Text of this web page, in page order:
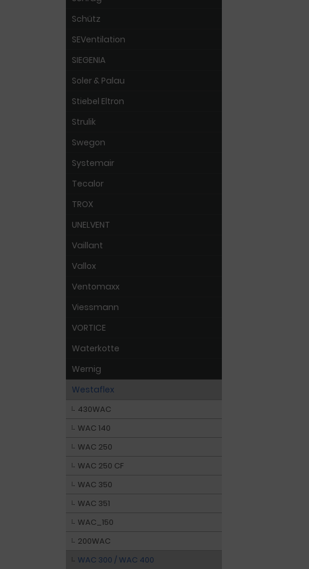
Schütz
SEVentilation
SIEGENIA
Soler & Palau
Stiebel Eltron
Strulik
Swegon
Systemair
Tecalor
TROX
UNELVENT
Vaillant
Vallox
Ventomaxx
Viessmann
VORTICE
Waterkotte
Wernig
Westaflex
430WAC
WAC 140
WAC 250
WAC 250 CF
WAC 350
WAC 351
WAC_150
200WAC
WAC 300 / WAC 400